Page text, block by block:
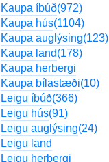
Kaupa íbúð(972)
Kaupa hús(1104)
Kaupa auglýsing(123)
Kaupa land(178)
Kaupa herbergi
Kaupa bílastæði(10)
Leigu íbúð(366)
Leigu hús(91)
Leigu auglýsing(24)
Leigu land
Leigu herbergi